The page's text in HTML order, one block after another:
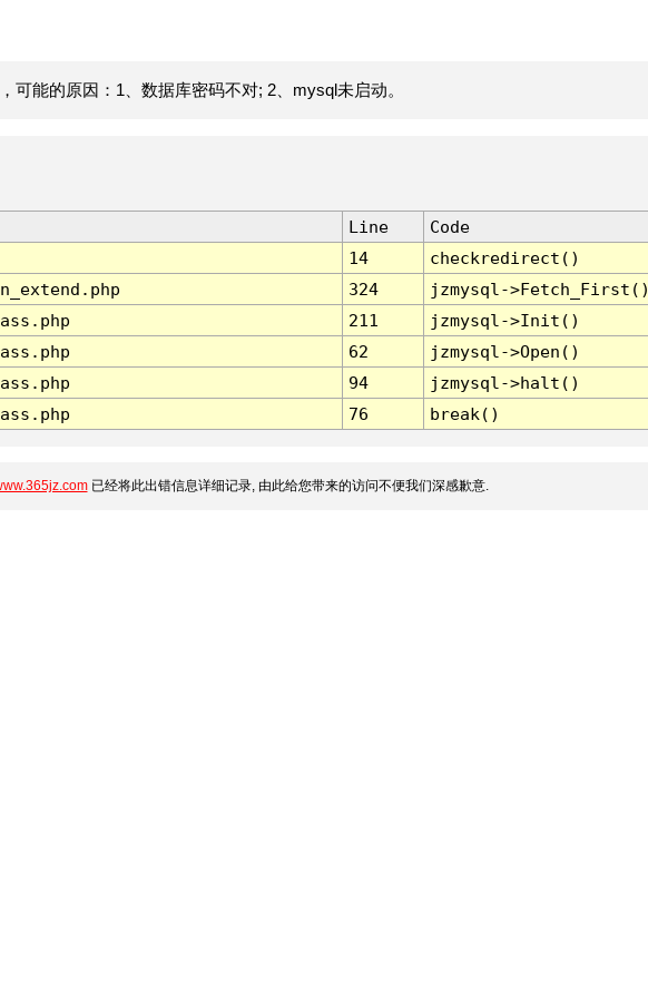
可能的原因：1、数据库密码不对; 2、mysql未启动。
Line
Code
14
checkredirect()
324
jzmysql-
211
jzmysql->Init()
62
jzmysql->Open()
94
jzmysql->halt()
76 break()
已经将此出错信息详细记录, 由此给您带来的访问不便我们深感歉意.